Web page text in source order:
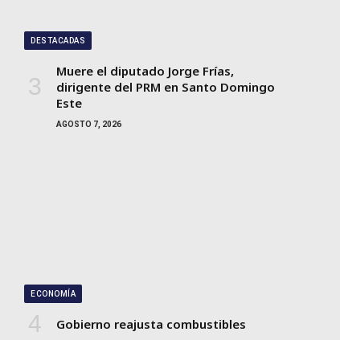
DESTACADAS
Muere el diputado Jorge Frías,
dirigente del PRM en Santo Domingo
Este
AGOSTO 7, 2026
ECONOMÍA
Gobierno reajusta combustibles